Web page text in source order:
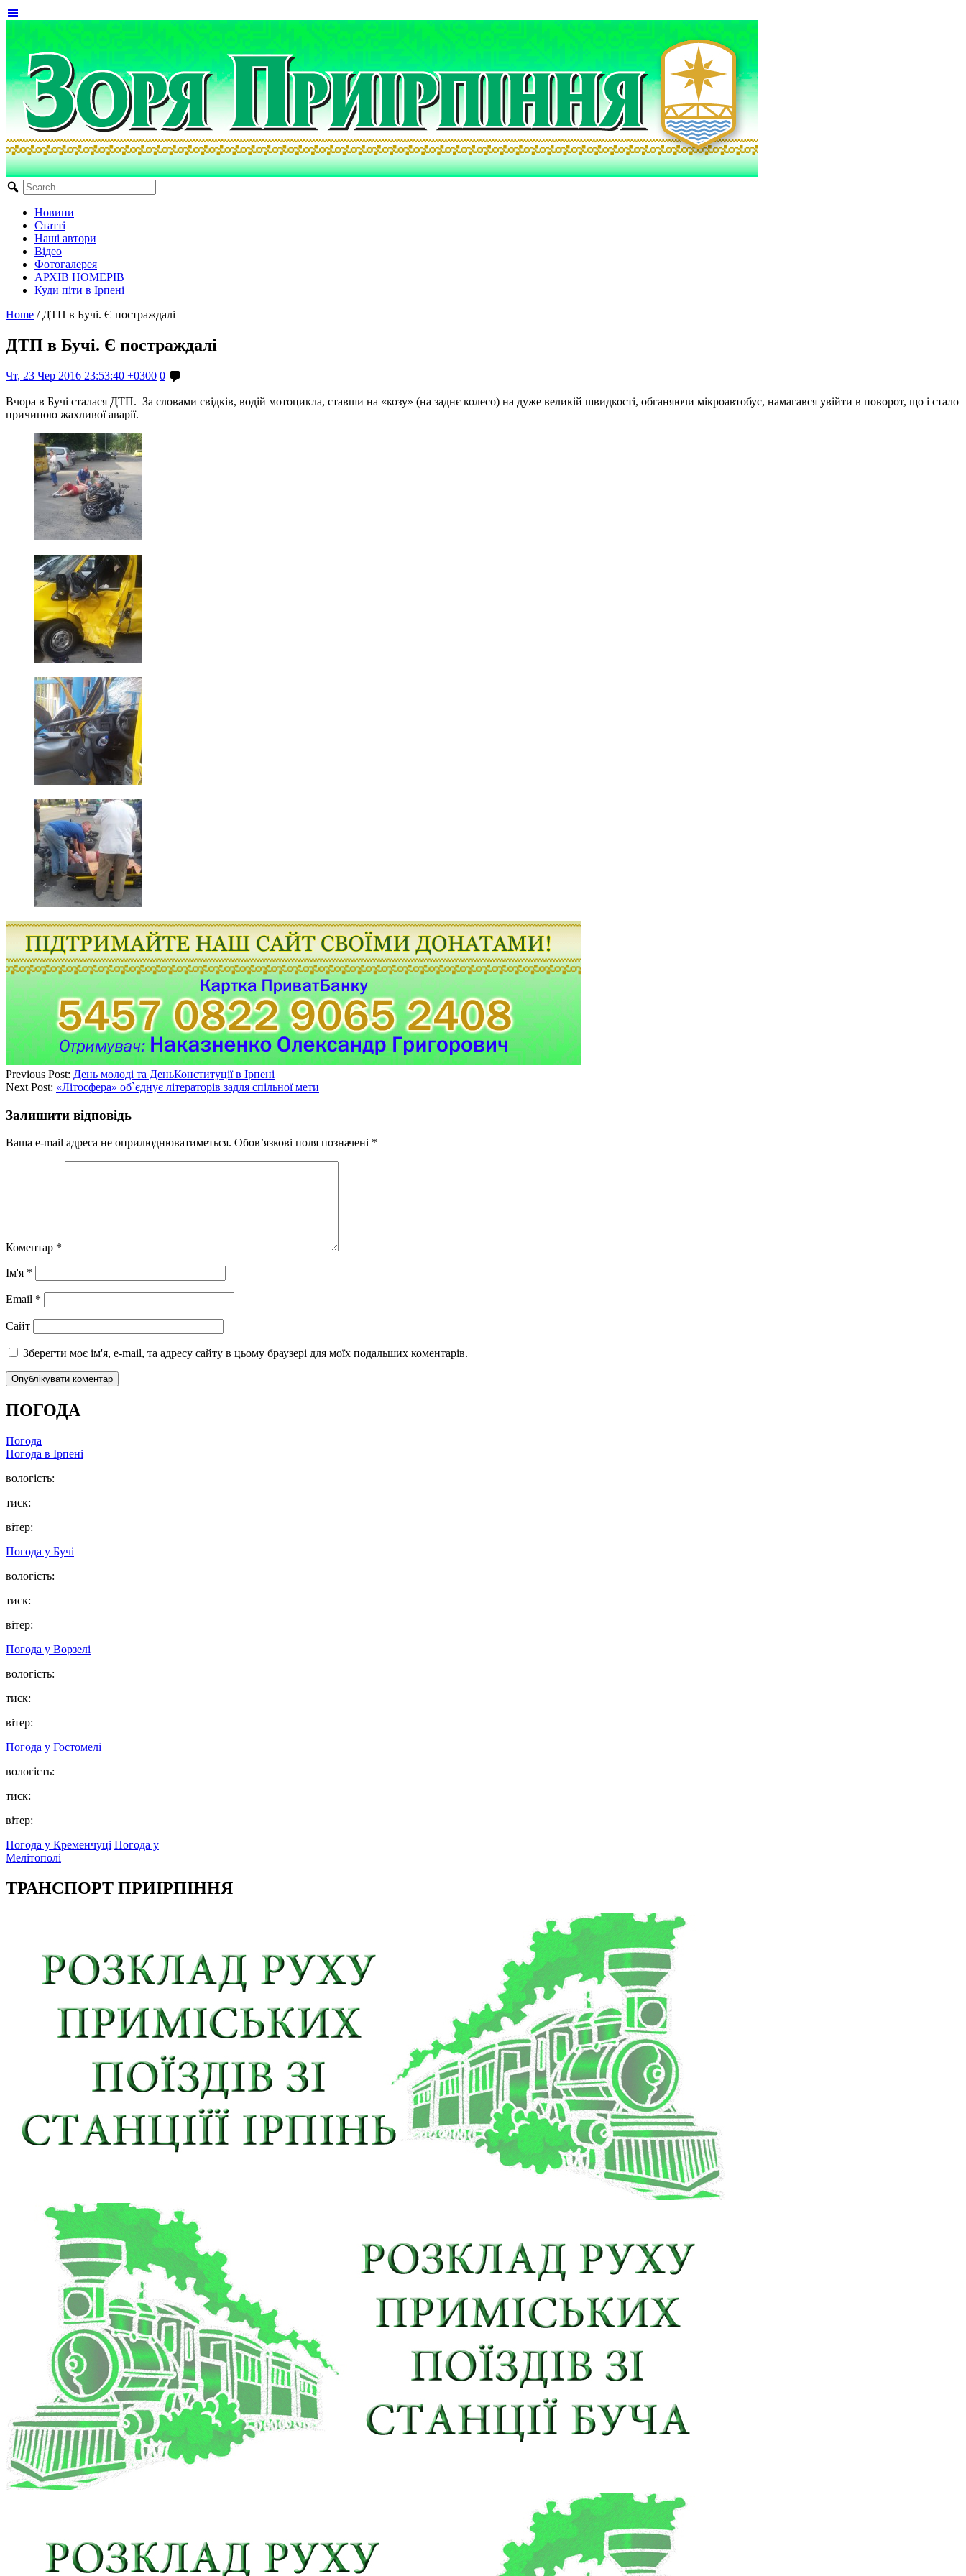
Новини
Статті
Наші автори
Відео
Фотогалерея
АРХІВ НОМЕРІВ
Куди піти в Ірпені
Home / ДТП в Бучі. Є постраждалі
ДТП в Бучі. Є постраждалі
Чт, 23 Чер 2016 23:53:40 +0300 0
Вчора в Бучі сталася ДТП. За словами свідків, водій мотоцикла, ставши на «козу» (на заднє колесо) на дуже великій швидкості, обганяючи мікроавтобус, намагався увійти в поворот, що і стало
причиною жахливої аварії.
Previous Post: День молоді та ДеньКонституції в Ірпені
Next Post: «Літосфера» об`єднує літераторів задля спільної мети
Залишити відповідь
Ваша e-mail адреса не оприлюднюватиметься. Обов’язкові поля позначені *
Коментар *
Ім'я *
Email *
Сайт
Зберегти моє ім'я, e-mail, та адресу сайту в цьому браузері для моїх подальших коментарів.
ПОГОДА
Погода
Погода в Ірпені
вологість:
тиск:
вітер:
Погода у Бучі
вологість:
тиск:
вітер:
Погода у Ворзелі
вологість:
тиск:
вітер:
Погода у Гостомелі
вологість:
тиск:
вітер:
Погода у Кременчуці Погода у
Мелітополі
ТРАНСПОРТ ПРИІРПІННЯ